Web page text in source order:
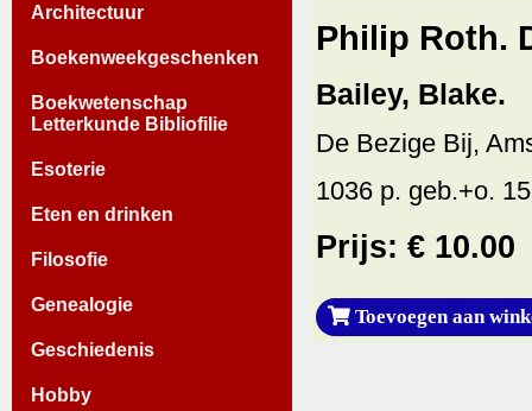
Architectuur
Boekenweekgeschenken
Boekwetenschap
Letterkunde Bibliofilie
Esoterie
Eten en drinken
Filosofie
Genealogie
Geschiedenis
Hobby
Philip Roth.
Bailey, Blake.
De Bezige Bij,
1036 p. geb.+o.
Prijs: € 10.00
Toevoegen aan